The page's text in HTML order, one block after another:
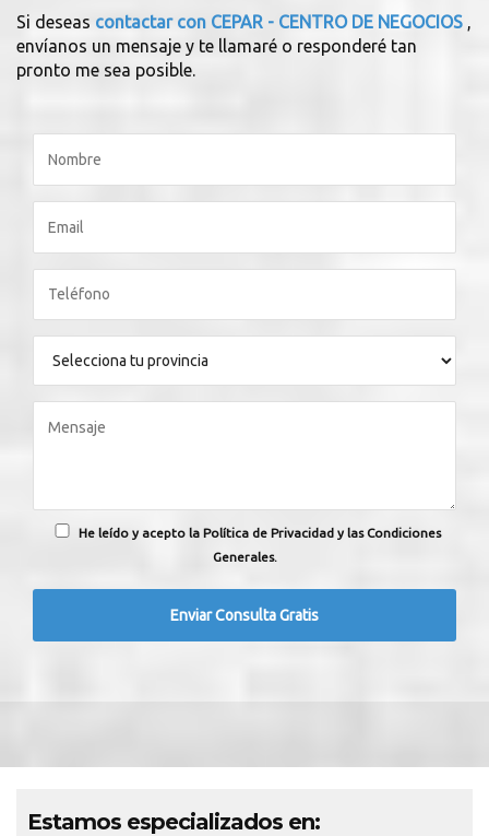
Si deseas contactar con CEPAR - CENTRO DE NEGOCIOS ,
envíanos un mensaje y te llamaré o responderé tan
pronto me sea posible.
He leído y acepto la Política de Privacidad y las Condiciones
Generales.
Estamos especializados en: